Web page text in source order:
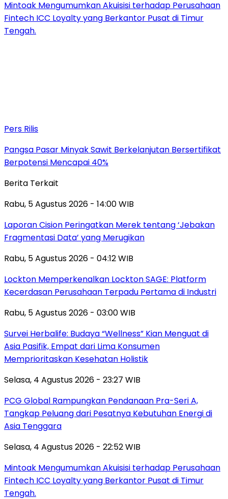
Mintoak Mengumumkan Akuisisi terhadap Perusahaan
Fintech ICC Loyalty yang Berkantor Pusat di Timur
Tengah.
Pers Rilis
Pangsa Pasar Minyak Sawit Berkelanjutan Bersertifikat
Berpotensi Mencapai 40%
Berita Terkait
Rabu, 5 Agustus 2026 - 14:00 WIB
Laporan Cision Peringatkan Merek tentang ‘Jebakan
Fragmentasi Data’ yang Merugikan
Rabu, 5 Agustus 2026 - 04:12 WIB
Lockton Memperkenalkan Lockton SAGE: Platform
Kecerdasan Perusahaan Terpadu Pertama di Industri
Rabu, 5 Agustus 2026 - 03:00 WIB
Survei Herbalife: Budaya “Wellness” Kian Menguat di
Asia Pasifik, Empat dari Lima Konsumen
Memprioritaskan Kesehatan Holistik
Selasa, 4 Agustus 2026 - 23:27 WIB
PCG Global Rampungkan Pendanaan Pra-Seri A,
Tangkap Peluang dari Pesatnya Kebutuhan Energi di
Asia Tenggara
Selasa, 4 Agustus 2026 - 22:52 WIB
Mintoak Mengumumkan Akuisisi terhadap Perusahaan
Fintech ICC Loyalty yang Berkantor Pusat di Timur
Tengah.